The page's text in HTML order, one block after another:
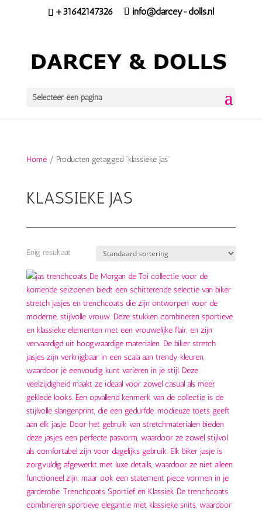
+31642147326 info@darcey-dolls.nl
Selecteer een pagina
Home/ Producten getagged “klassieke jas”
KLASSIEKE JAS
Enig resultaat